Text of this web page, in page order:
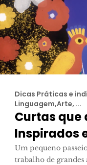
Dicas Práticas e
Linguagem,Arte, ...
Curtas
Inspirados
Um pequeno
trabalho de grandes